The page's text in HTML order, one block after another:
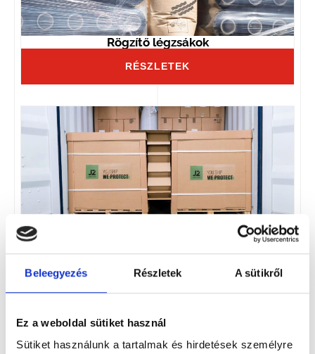
Beleegyezés Részletek A sütikről
Ez a weboldal sütiket használ
Sütiket használunk a tartalmak és hirdetések személyre
Rögzítő légzsákok
RÉSZLETEK
Kartonos kitöltők
RÉSZLETEK